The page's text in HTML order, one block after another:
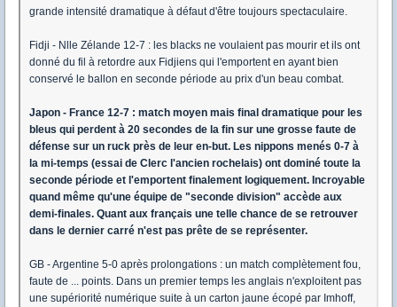
grande intensité dramatique à défaut d'être toujours spectaculaire.
Fidji - Nlle Zélande 12-7 : les blacks ne voulaient pas mourir et ils ont
donné du fil à retordre aux Fidjiens qui l'emportent en ayant bien
conservé le ballon en seconde période au prix d'un beau combat.
Japon - France 12-7 : match moyen mais final dramatique pour les
bleus qui perdent à 20 secondes de la fin sur une grosse faute de
défense sur un ruck près de leur en-but. Les nippons menés 0-7 à
la mi-temps (essai de Clerc l'ancien rochelais) ont dominé toute la
seconde période et l'emportent finalement logiquement. Incroyable
quand même qu'une équipe de "seconde division" accède aux
demi-finales. Quant aux français une telle chance de se retrouver
dans le dernier carré n'est pas prête de se représenter.
GB - Argentine 5-0 après prolongations : un match complètement fou,
faute de ... points. Dans un premier temps les anglais n'exploitent pas
une supériorité numérique suite à un carton jaune écopé par Imhoff,